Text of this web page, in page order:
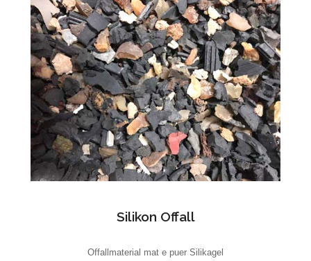
Silikon Offall
Offallmaterial mat e puer Silikagel